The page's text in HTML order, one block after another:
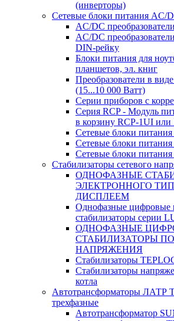
(инверторы)
Сетевые блоки питания AC/
AC/DC
AC/DC
DIN-рейку
Блоки питания для
планшетов, эл. книг
Преобразователи в
(15...10 000 Ватт)
Серии приборов с
Серия RCP - Модуль
в корзину RCP-1UI
Сетевые блоки питания
Сетевые блоки
Сетевые блоки
Стабилизаторы сетевого
ОДНОФАЗНЫЕ
ЭЛЕКТРОННОГО
ДИСПЛЕЕМ
Однофазные цифровые
стабилизаторы серии
ОДНОФАЗНЫЕ
СТАБИЛИЗАТОРЫ
НАПРЯЖЕНИЯ
Стабилизаторы
Стабилизаторы
котла
Автотрансформаторы ЛАТР
трехфазные
Автотрансформатор